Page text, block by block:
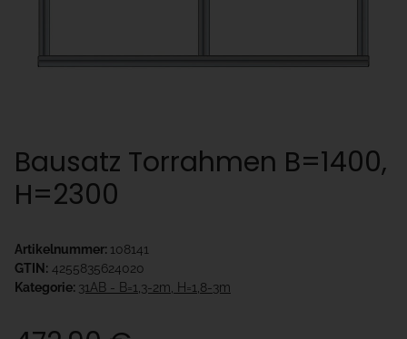
Bausatz Torrahmen B=1400,
H=2300
Artikelnummer: 108141
GTIN: 4255835624020
Kategorie: 31AB - B=1,3-2m, H=1,8-3m